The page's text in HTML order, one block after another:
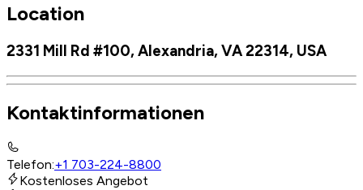
Location
2331 Mill Rd #100, Alexandria, VA 22314, USA
Kontaktinformationen
Telefon:+1 703-224-8800
Kostenloses Angebot